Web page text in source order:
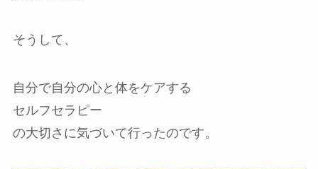
そうして、
自分で自分の心と体をケアする
セルフセラピー
の大切さに気づいて行ったのです。